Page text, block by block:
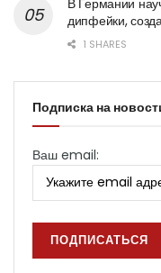
дипфейки,
1 SHARES
Подписка на
Ваш email: